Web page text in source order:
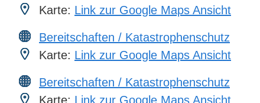
Karte: Link zur Google Maps Ansicht
Bereitschaften / Katastrophenschutz
Karte: Link zur Google Maps Ansicht
Bereitschaften / Katastrophenschutz
Karte: Link zur Google Maps Ansicht